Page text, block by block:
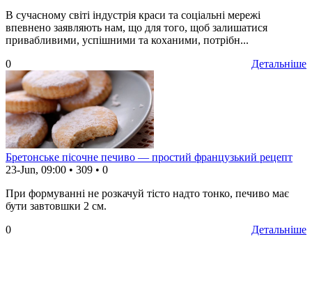
В сучасному світі індустрія краси та соціальні мережі
впевнено заявляють нам, що для того, щоб залишатися
привабливими, успішними та коханими, потрібн...
Детальніше
0
Бретонське пісочне печиво — простий французький рецепт
23-Jun, 09:00 • 309 • 0
При формуванні не розкачуй тісто надто тонко, печиво має
бути завтовшки 2 см.
Детальніше
0